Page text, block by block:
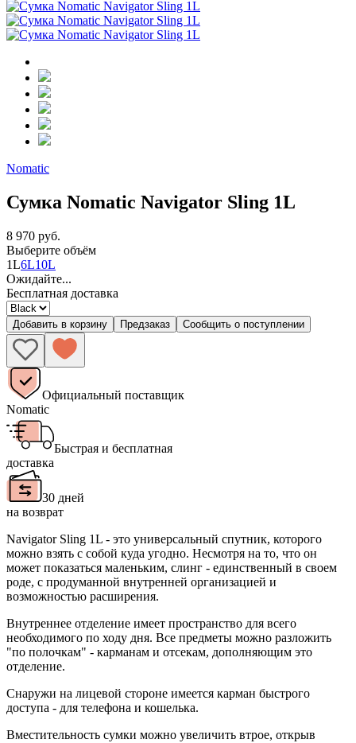
Nomatic
Сумка Nomatic Navigator Sling 1L
8 970 руб.
Выберите объём
1L6L10L
Ожидайте...
Бесплатная доставка
Добавить в корзину Предзаказ Сообщить о поступлении
Официальный поставщик
Nomatic
Быстрая и бесплатная
доставка
30 дней
на возврат
Navigator Sling 1L - это универсальный спутник, которого
можно взять с собой куда угодно. Несмотря на то, что он
может показаться маленьким, слинг - единственный в своем
роде, с продуманной внутренней организацией и
возможностью расширения.
Внутреннее отделение имеет пространство для всего
необходимого по ходу дня. Все предметы можно разложить
"по полочкам" - карманам и отсекам, дополняющим это
отделение.
Снаружи на лицевой стороне имеется карман быстрого
доступа - для телефона и кошелька.
Вместительность сумки можно увеличить втрое, открыв